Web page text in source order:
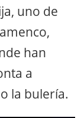
uno de
han
a
la bulería.